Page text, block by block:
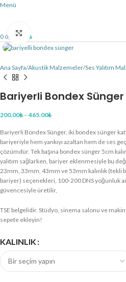
Menü
0 öğe 0.00 ₺
Ana Sayfa Akustik Malzemeler Ses Yalıtım
Bariyerli Bondex Sünger
200.00₺ –465.00₺
Bariyerli Bondex Sünger, iki bondex sünger
bariyeriyle hem yankıyı azaltan hem de ses
çözümdür. Tek başına bondex sünger 5cm
yalıtım sağlarken, bariyer eklenmesiyle bu
23mm, 33mm, 43mm ve 53mm kalınlık
bariyer) seçenekleri, 100-200 DNS yoğunluk
güvencesiyle üretilir,
TSE belgelidir. Stüdyo, sinema salonu ve
sepete ekleyin!
KALINLIK